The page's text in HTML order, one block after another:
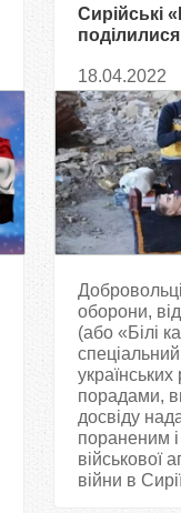
Сирійські
допомоги
агресії
18.04.2022
Добровольці
оборони,
(або «Білі
українських
порадами,
досвіду
пораненим
військової
війни в